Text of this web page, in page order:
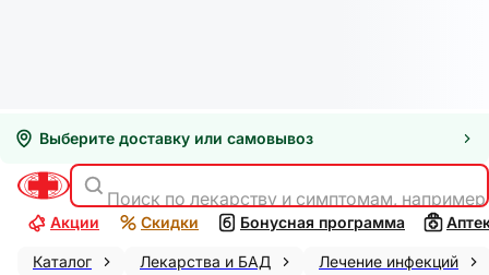
Выберите доставку или самовывоз
Поиск по лекарству и симптомам,
Акции Скидки Бонусная программа
Каталог Лекарства и БАД Лечение инфекций